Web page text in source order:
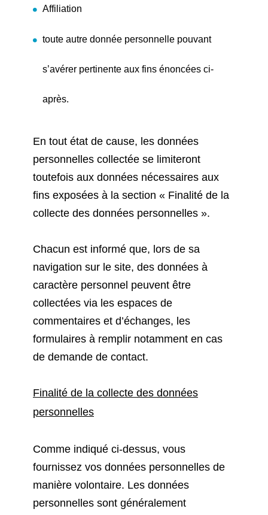
Affiliation
toute autre donnée personnelle pouvant
s’avérer pertinente aux fins énoncées ci-
après.
En tout état de cause, les données
personnelles collectée se limiteront
toutefois aux données nécessaires aux
fins exposées à la section « Finalité de la
collecte des données personnelles ».
Chacun est informé que, lors de sa
navigation sur le site, des données à
caractère personnel peuvent être
collectées via les espaces de
commentaires et d’échanges, les
formulaires à remplir notamment en cas
de demande de contact.
Finalité de la collecte des données
personnelles
Comme indiqué ci-dessus, vous
fournissez vos données personnelles de
manière volontaire. Les données
personnelles sont généralement